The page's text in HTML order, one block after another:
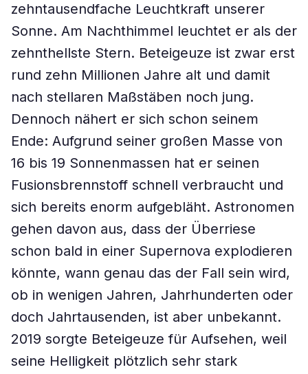
zehntausendfache Leuchtkraft unserer
Sonne. Am Nachthimmel leuchtet er als der
zehnthellste Stern. Beteigeuze ist zwar erst
rund zehn Millionen Jahre alt und damit
nach stellaren Maßstäben noch jung.
Dennoch nähert er sich schon seinem
Ende: Aufgrund seiner großen Masse von
16 bis 19 Sonnenmassen hat er seinen
Fusionsbrennstoff schnell verbraucht und
sich bereits enorm aufgebläht. Astronomen
gehen davon aus, dass der Überriese
schon bald in einer Supernova explodieren
könnte, wann genau das der Fall sein wird,
ob in wenigen Jahren, Jahrhunderten oder
doch Jahrtausenden, ist aber unbekannt.
2019 sorgte Beteigeuze für Aufsehen, weil
seine Helligkeit plötzlich sehr stark